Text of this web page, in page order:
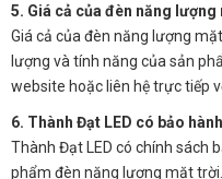
5. Giá cả của đèn năng
Giá cả của đèn năng lượng
lượng và tính năng của sản
website hoặc liên hệ trực tiếp
6. Thành Đạt LED có bảo
Thành Đạt LED có chính sách
phẩm đèn năng lượng mặt